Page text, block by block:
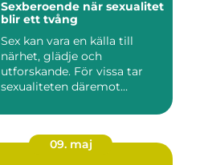
Sexberoende när sexualitet
blir ett tvång
Sex kan vara en källa till
närhet, glädje och
utforskande. För vissa tar
sexualiteten däremot
09. maj